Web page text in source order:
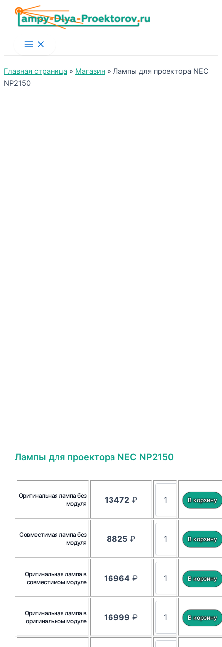
Main
Menu
Главная страница » Магазин » Лампы для проектора NEC
NP2150
Лампы для проектора NEC NP2150
Оригинальная лампа без
модуля
13472₽
Совместимая лампа без
модуля
8825₽
Оригинальная лампа в
совместимом модуле
16964₽
Оригинальная лампа в
оригинальном модуле
16999 ₽